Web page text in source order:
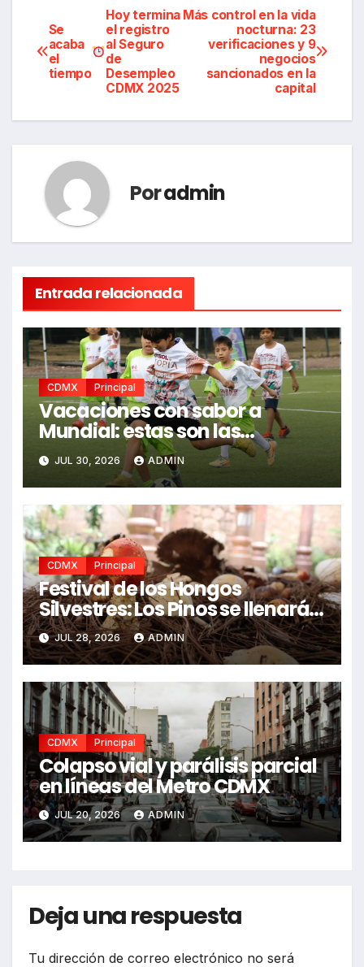
Navegación
de
entradas
Más control en la vida
nocturna: 23
verificaciones y 9
negocios
sancionados en la
capital
Se
acaba
el
tiempo
Hoy termina
el registro
al Seguro
de
Desempleo
CDMX 2025
Poradmin
Entrada relacionada
CDMX Principal
Vacaciones con sabor a
Mundial: estas son las
actividades de futbol para
niñas y niños en la CDMX este
fin de semana
JUL 30, 2026 ADMIN
CDMX Principal
Festival de los Hongos
Silvestres: Los Pinos se llenará
de sabores, tradición y
experiencias únicas
JUL 28, 2026 ADMIN
CDMX Principal
Colapso vial y parálisis parcial
en líneas del Metro CDMX
JUL 20, 2026 ADMIN
Deja una respuesta
Tu dirección de correo electrónico no será